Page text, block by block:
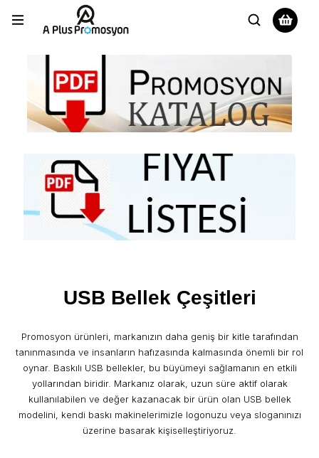
USB Bellek Çeşitleri
Promosyon ürünleri, markanızın daha geniş bir kitle tarafından
tanınmasında ve insanların hafızasında kalmasında önemli bir rol
oynar. Baskılı USB bellekler, bu büyümeyi sağlamanın en etkili
yollarından biridir. Markanız olarak, uzun süre aktif olarak
kullanılabilen ve değer kazanacak bir ürün olan USB bellek
modelini, kendi baskı makinelerimizle logonuzu veya sloganınızı
üzerine basarak kişiselleştiriyoruz.